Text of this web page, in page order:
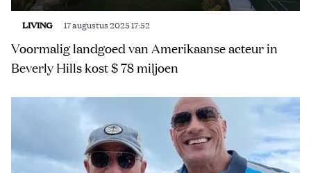
LIVING 17 augustus 2025 17:52
Voormalig landgoed van Amerikaanse acteur in
Beverly Hills kost $ 78 miljoen